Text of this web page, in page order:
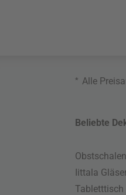
* Alle
Beliebte
Obstschalen
Iittala
Tabletttisch